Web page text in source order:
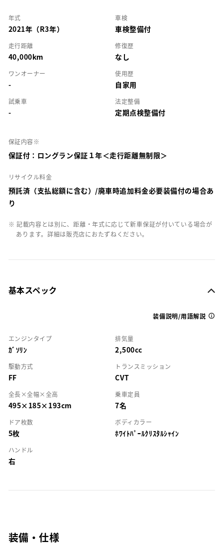
年式
2021年（R3年）
車検
車検整備付
走行距離
40,000km
修復歴
なし
ワンオーナー
-
使用歴
自家用
試乗車
-
法定整備
定期点検整備付
保証内容※
保証付：ロングラン保証１年＜走行距離無制限＞
リサイクル料金
預託済（支払総額に含む）/廃車時追加料金必要装備付の場合あ
り
※ 記載内容とは別に、距離・年式に応じて新車保証が付いている場合が
あります。詳細は販売店におたずねください。
基本スペック
装備説明/用語解説
エンジンタイプ
ｶﾞｿﾘﾝ
排気量
2,500cc
駆動方式
FF
トランスミッション
CVT
全長×全幅×全高
495×185×193cm
乗車定員
7名
ドア枚数
5枚
ボディカラー
ﾎﾜｲﾄﾊﾟｰﾙｸﾘｽﾀﾙｼｬｲﾝ
ハンドル
右
装備・仕様